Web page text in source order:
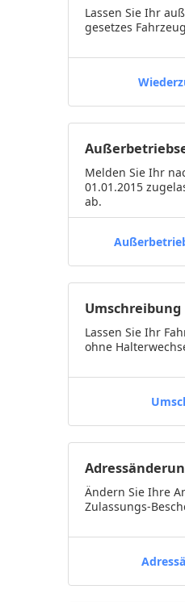
Lassen Sie Ihr
gesetzes
Melden Sie Ihr
01.01.2015
ab.
Umschreibung
Lassen Sie Ihr
ohne
Ändern Sie Ihre
Zulassungs-